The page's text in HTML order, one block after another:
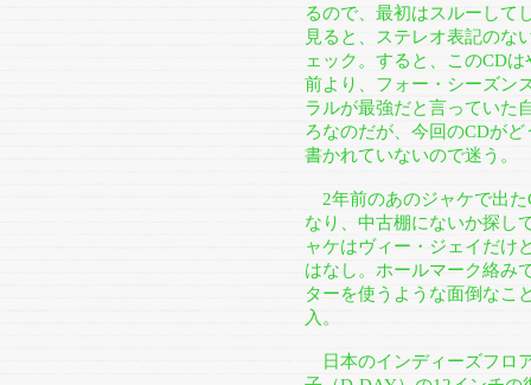
るので、最初はスルーして
見ると、ステレオ表記のな
ェック。すると、このCD
前より、フォー・シーズン
ラルが最強だと言っていた
ろなのだが、今回のCDが
書かれていないので迷う。
2年前のあのジャケで出た
なり、中古棚にないか探し
ャケはヴィー・ジェイだけ
はなし。ホールマーク絡み
ターを使うような面倒なこ
入。
日本のインディーズフロ